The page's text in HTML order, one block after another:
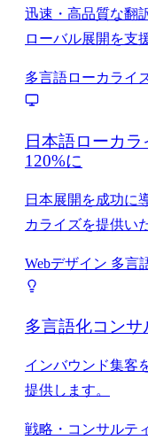
迅速・高品質な翻
ローバル展開を支
多言語ローカライ
日本語ローカ
120%に
日本展開を成功に
カライズを提供い
Webデザイン 多言
多言語化コン
インバウンド集客
提供します。
戦略・コンサルテ